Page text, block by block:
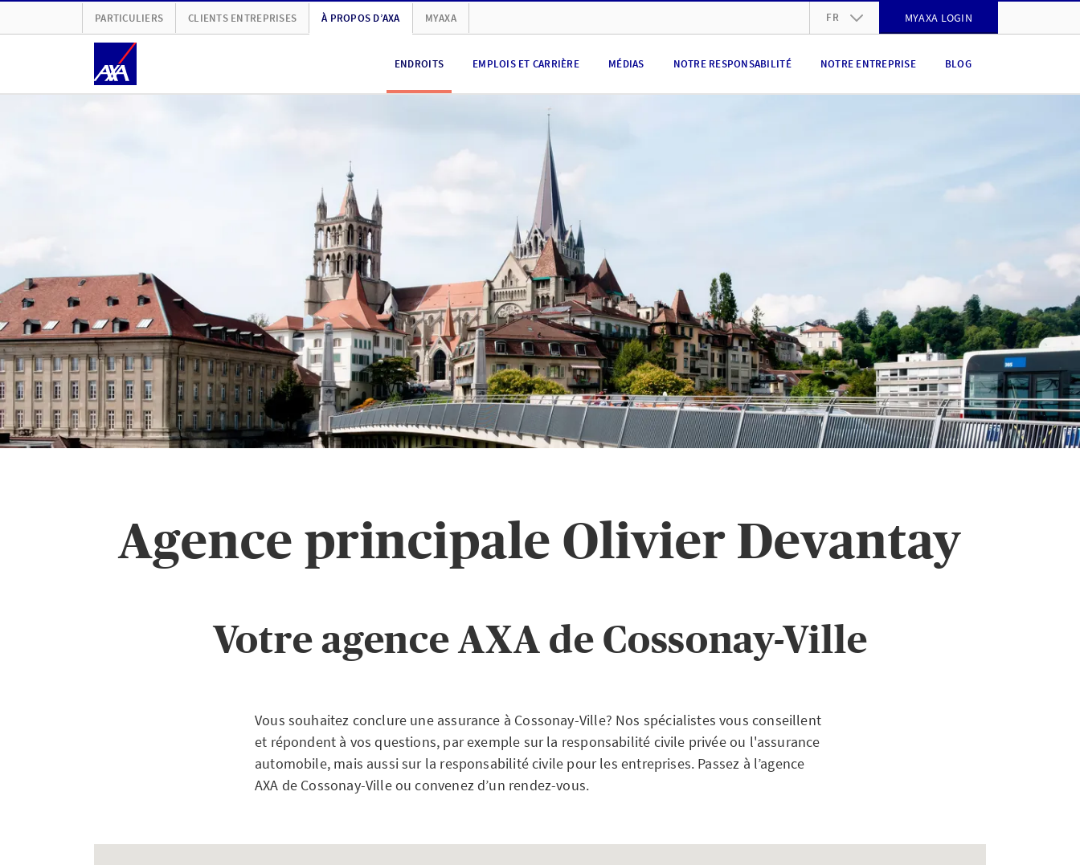
PARTICULIERS CLIENTS ENTREPRISES À PROPOS D’AXA MYAXA FR MYAXA LOGIN
ENDROITS EMPLOIS ET CARRIÈRE MÉDIAS NOTRE RESPONSABILITÉ NOTRE ENTREPRISE BLOG
Agence principale Olivier Devantay
Votre agence AXA de Cossonay-Ville
Vous souhaitez conclure une assurance à Cossonay-Ville? Nos spécialistes vous conseillent
et répondent à vos questions, par exemple sur la responsabilité civile privée ou l'assurance
automobile, mais aussi sur la responsabilité civile pour les entreprises. Passez à l’agence
AXA de Cossonay-Ville ou convenez d’un rendez-vous.